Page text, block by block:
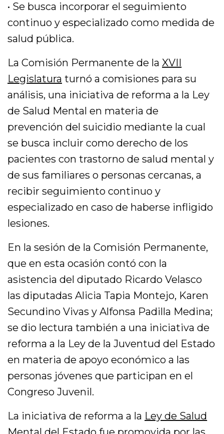
• Se busca incorporar el seguimiento
continuo y especializado como medida de
salud pública.
La Comisión Permanente de laXVII
Legislatura turnó a comisiones para su
análisis, una iniciativa de reforma a la Ley
de Salud Mental en materia de
prevención del suicidio mediante la cual
se busca incluir como derecho de los
pacientes con trastorno de salud mental y
de sus familiares o personas cercanas, a
recibir seguimiento continuo y
especializado en caso de haberse infligido
lesiones.
En la sesión de la Comisión Permanente,
que en esta ocasión contó con la
asistencia del diputado Ricardo Velasco
las diputadas Alicia Tapia Montejo, Karen
Secundino Vivas y Alfonsa Padilla Medina;
se dio lectura también a una iniciativa de
reforma a la Ley de la Juventud del Estado
en materia de apoyo económico a las
personas jóvenes que participan en el
Congreso Juvenil.
La iniciativa de reforma a la Ley de Salud